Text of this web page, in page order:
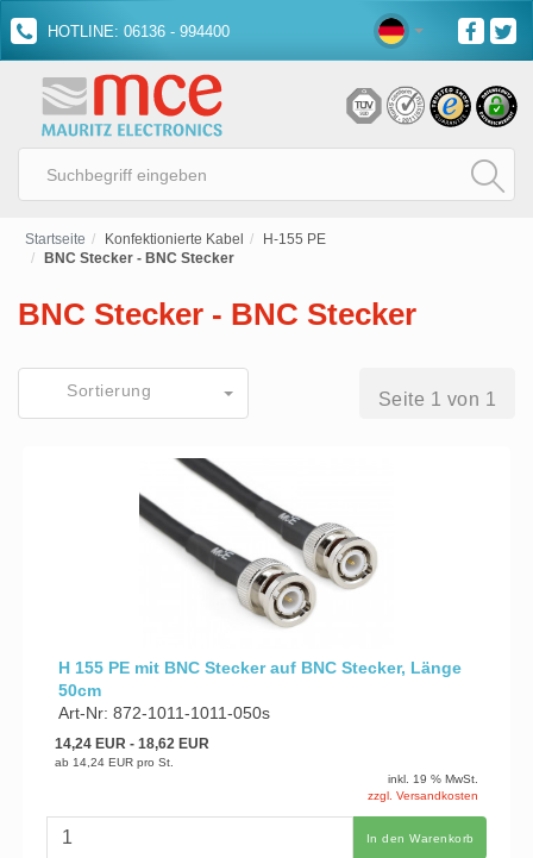
HOTLINE: 06136 - 994400
Startseite Konfektionierte Kabel
H-155 PE
BNC Stecker - BNC Stecker
BNC Stecker - BNC Stecker
Sortierung Seite 1 von 1
H 155 PE mit BNC Stecker auf BNC Stecker, Länge
50cm
Art-Nr: 872-1011-1011-050s
14,24 EUR- 18,62 EUR
ab 14,24 EUR pro St.
inkl. 19 % MwSt.
zzgl. Versandkosten
In den Warenkorb